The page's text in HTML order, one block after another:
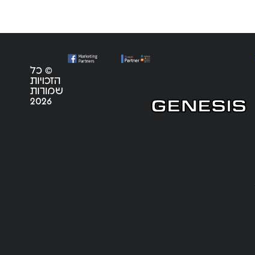
© כל
הזכויות
שמורות
2026